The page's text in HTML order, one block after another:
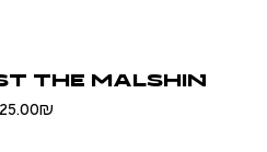
THE MALSHIN
Price
‏125.00 ‏₪